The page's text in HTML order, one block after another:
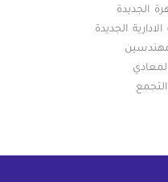
الجديدة
الجديدة